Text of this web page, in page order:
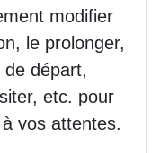
modifier
le prolonger,
de départ,
etc. pour
vos attentes.